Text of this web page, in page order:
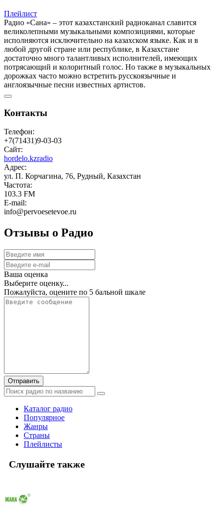
Плейлист
Радио «Сана» – этот казахстанский радиоканал славится
великолепными музыкальными композициями, которые
исполняются исключительно на казахском языке. Как и в
любой другой стране или республике, в Казахстане
достаточно много талантливых исполнителей, имеющих
потрясающий и колоритный голос. Но также в музыкальных
дорожках часто можно встретить русскоязычные и
англоязычные песни известных артистов.
Контакты
Телефон:
+7(71431)9-03-03
Сайт:
hordelo.kzradio
Адрес:
ул. П. Корчагина, 76, Рудный, Казахстан
Частота:
103.3 FM
E-mail:
info@pervoesetevoe.ru
Отзывы о Радио
Ваша оценка
Выберите оценку...
Пожалуйста, оцените по 5 бальной шкале
Отправить
Каталог радио
Популярное
Жанры
Страны
Плейлисты
Слушайте также